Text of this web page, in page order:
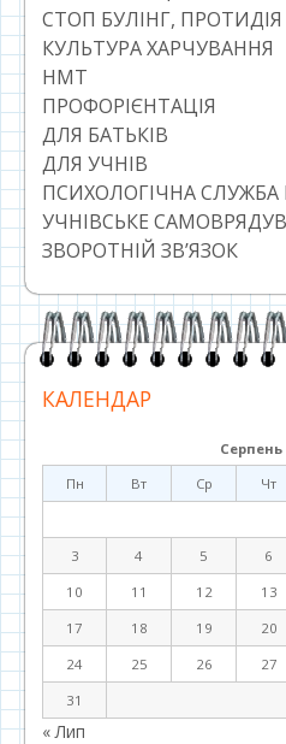
СТОП БУЛІНГ,
КУЛЬТУРА ХАРЧУВАННЯ
НМТ
ПРОФОРІЄНТАЦІЯ
ДЛЯ БАТЬКІВ
ДЛЯ УЧНІВ
ПСИХОЛОГІЧНА
УЧНІВСЬКЕ
ЗВОРОТНІЙ ЗВ’ЯЗОК
КАЛЕНДАР
Серпень
Пн
Вт Ср Чт
3
4 5 6
10
11 12 13
17
18 19 20
24
25 26 27
31
« Лип